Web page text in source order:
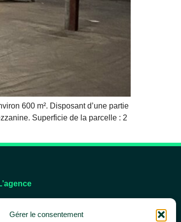
Gérer le consentement
600 m². Disposant d’une partie
Superficie de la parcelle : 2
Nos services